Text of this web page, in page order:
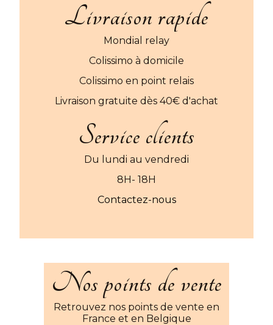
Livraison rapide
Mondial relay
Colissimo à domicile
Colissimo en point relais
Livraison gratuite dès 40€ d'achat
Service clients
Du lundi au vendredi
8H- 18H
Contactez-nous
Nos points de vente
Retrouvez nos points de vente en
France et en Belgique